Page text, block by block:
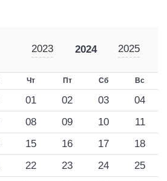
2023 2024 2025
Чт Пт Сб Вс
01 02 03
04
08 09 10
11
15 16 17
18
22 23 24
25